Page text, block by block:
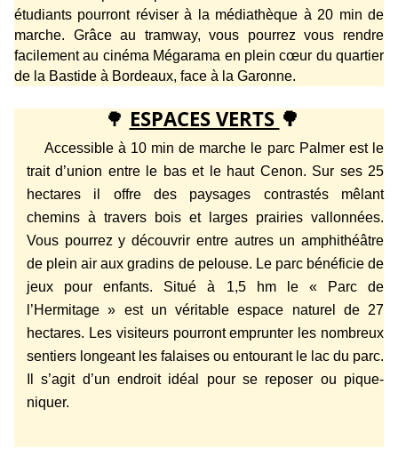
étudiants pourront réviser à la médiathèque à 20 min de
marche. Grâce au tramway, vous pourrez vous rendre
facilement au cinéma Mégarama en plein cœur du quartier
de la Bastide à Bordeaux, face à la Garonne.
🌳 ESPACES VERTS 🌳
Accessible à 10 min de marche le parc Palmer est le
trait d’union entre le bas et le haut Cenon. Sur ses 25
hectares il offre des paysages contrastés mêlant
chemins à travers bois et larges prairies vallonnées.
Vous pourrez y découvrir entre autres un amphithéâtre
de plein air aux gradins de pelouse. Le parc bénéficie de
jeux pour enfants. Situé à 1,5 hm le « Parc de
l’Hermitage » est un véritable espace naturel de 27
hectares. Les visiteurs pourront emprunter les nombreux
sentiers longeant les falaises ou entourant le lac du parc.
Il s’agit d’un endroit idéal pour se reposer ou pique-
niquer.